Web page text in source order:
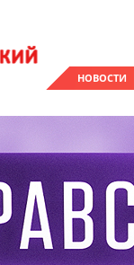
НОВОСТИ